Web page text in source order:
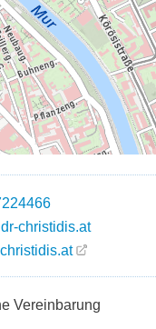
christidis.at
Vereinbarung